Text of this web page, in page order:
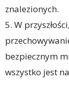
znalezionych.
5. W
bezpiecznym
wszystko jest